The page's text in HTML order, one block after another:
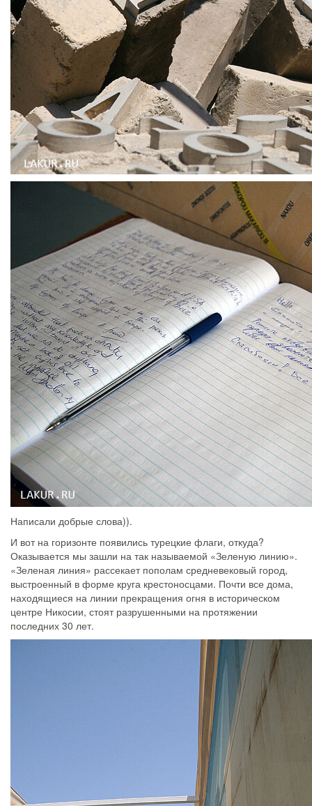
Написали добрые слова)).
И вот на горизонте появились турецкие флаги, откуда?
Оказывается мы зашли на так называемой «Зеленую линию».
«Зеленая линия» рассекает пополам средневековый город,
выстроенный в форме круга крестоносцами. Почти все дома,
находящиеся на линии прекращения огня в историческом
центре Никосии, стоят разрушенными на протяжении
последних 30 лет.